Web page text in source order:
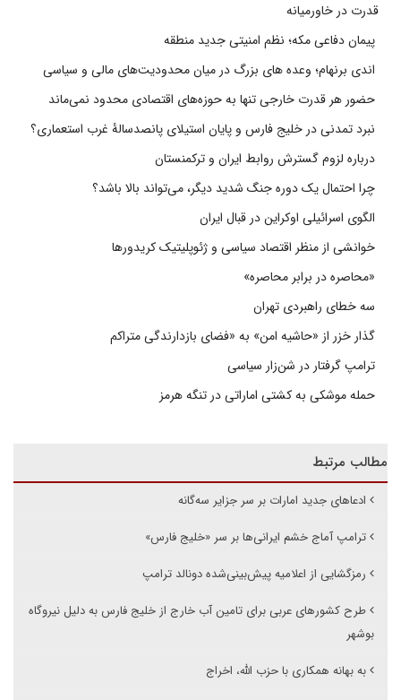
قدرت در خاورمیانه
پیمان دفاعی مکه؛ نظم امنیتی جدید منطقه
اندی برنهام؛ وعده های بزرگ در میان محدودیت‌های مالی و سیاسی
حضور هر قدرت خارجی تنها به حوزه‌های اقتصادی محدود نمی‌ماند
نبرد تمدنی در خلیج فارس و پایان استیلای پانصدسالۀ غرب استعماری؟
درباره لزوم گسترش روابط ایران و ترکمنستان
چرا احتمال یک دوره جنگ شدید دیگر، می‌تواند بالا باشد؟
الگوی اسرائیلی اوکراین در قبال ایران
خوانشی از منظر اقتصاد سیاسی و ژئوپلیتیک کریدورها
«محاصره در برابر محاصره»
سه خطای راهبردی تهران
گذار خزر از «حاشیه امن» به «فضای بازدارندگی متراکم
ترامپ گرفتار در شن‌زار سیاسی
حمله موشکی به کشتی اماراتی در تنگه هرمز
مطالب مرتبط
ادعاهای جدید امارات بر سر جزایر سه‌گانه
ترامپ آماج خشم ایرانی‌ها بر سر «خلیج فارس»
رمزگشایی از اعلامیه پیش‌بینی‌شده دونالد ترامپ
طرح کشورهای عربی برای تامین آب خارج از خلیج فارس به دلیل نیروگاه
بوشهر
به بهانه همکاری با حزب الله، اخراج